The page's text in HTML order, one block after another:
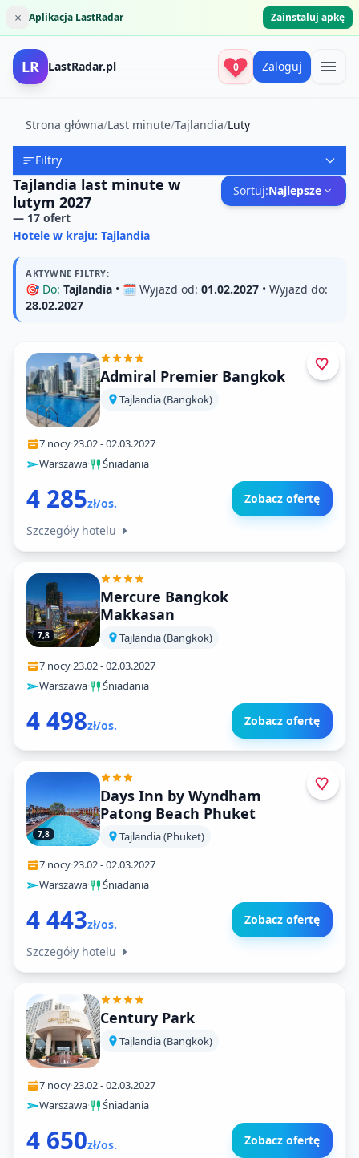
× Aplikacja LastRadar Zainstaluj apkę
LR LastRadar.pl 0 Zaloguj
Strona główna/Last minute/Tajlandia/Luty
Filtry
Tajlandia last minute w
lutym 2027
— 17 ofert
Sortuj:Najlepsze
Hotele w kraju: Tajlandia
AKTYWNE FILTRY:
🎯 Do: Tajlandia • 🗓️ Wyjazd od: 01.02.2027 • Wyjazd do:
28.02.2027
Admiral Premier Bangkok
Tajlandia (Bangkok)
7 nocy·23.02-02.03.2027
Warszawa· Śniadania
4 285zł/os. Zobacz ofertę
Szczegóły hotelu
7,8
Mercure Bangkok
Makkasan
Tajlandia (Bangkok)
7 nocy·23.02-02.03.2027
Warszawa· Śniadania
4 498zł/os. Zobacz ofertę
7,8
Days Inn by Wyndham
Patong Beach Phuket
Tajlandia (Phuket)
7 nocy·23.02-02.03.2027
Warszawa· Śniadania
4 443zł/os. Zobacz ofertę
Szczegóły hotelu
Century Park
Tajlandia (Bangkok)
7 nocy·23.02-02.03.2027
Warszawa· Śniadania
4 650zł/os. Zobacz ofertę